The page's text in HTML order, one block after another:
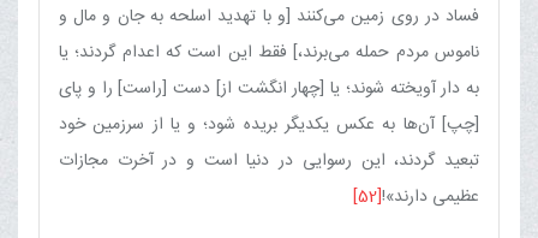
فساد در روی زمین می‌کنند [و با تهدید اسلحه به جان و مال و
ناموس مردم حمله می‌برند،] فقط این است که اعدام گردند؛ یا
به دار آویخته شوند؛ یا [چهار انگشت از] دست [راست] را و پای
[چپ] آن‌ها به عکس یکدیگر بریده شود؛ و یا از سرزمین خود
تبعید گردند، این رسوایی در دنیا است و در آخرت مجازات
عظیمی دارند»![52]